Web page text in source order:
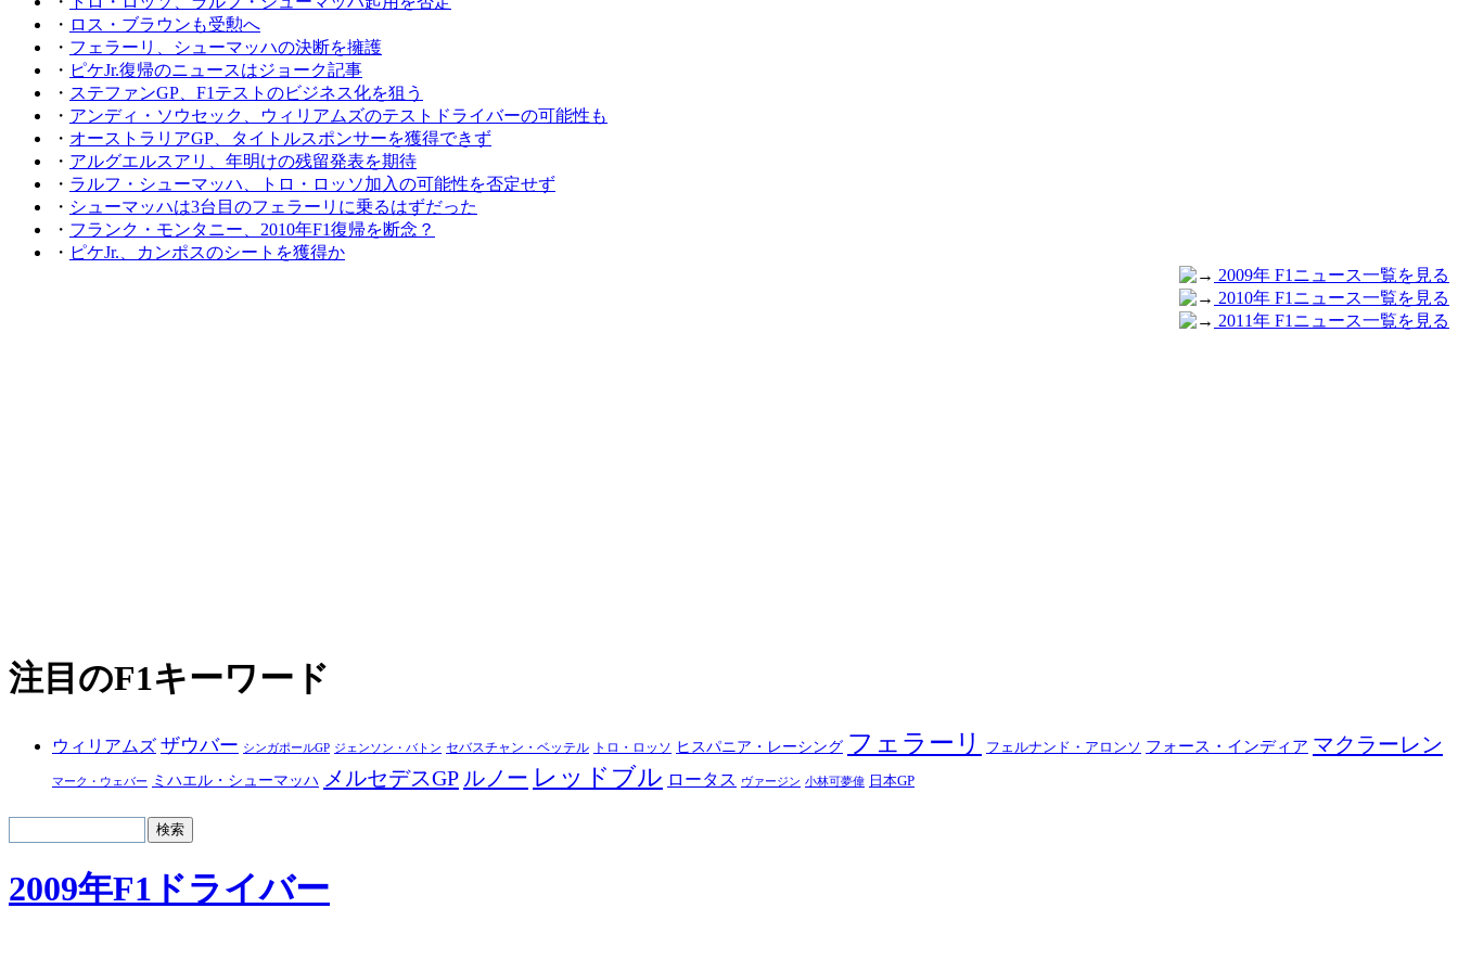
・ ロス・ブラウンも受勲へ
・ フェラーリ、シューマッハの決断を擁護
・ ピケJr.復帰のニュースはジョーク記事
・ ステファンGP、F1テストのビジネス化を狙う
・ アンディ・ソウセック、ウィリアムズのテストドライバーの可能性も
・ オーストラリアGP、タイトルスポンサーを獲得できず
・ アルグエルスアリ、年明けの残留発表を期待
・ ラルフ・シューマッハ、トロ・ロッソ加入の可能性を否定せず
・ シューマッハは3台目のフェラーリに乗るはずだった
・ フランク・モンタニー、2010年F1復帰を断念？
・ ピケJr.、カンポスのシートを獲得か
2009年 F1ニュース一覧を見る
2010年 F1ニュース一覧を見る
2011年 F1ニュース一覧を見る
注目のF1キーワード
ウィリアムズ ザウバー シンガポールGP ジェンソン・バトン セバスチャン・ベッテル トロ・ロッソ ヒスパニア・レーシング フェラーリ フェルナンド・アロンソ フォース・インディア マクラーレン
マーク・ウェバー ミハエル・シューマッハ メルセデスGP ルノー レッドブル ロータス ヴァージン 小林可夢偉 日本GP
2009年F1ドライバー